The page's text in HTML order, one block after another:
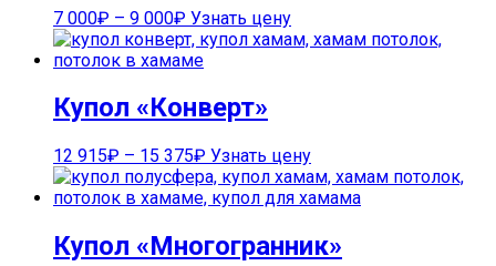
7 000₽ – 9 000₽ Узнать цену
Купол «Конверт»
12 915₽ – 15 375₽ Узнать цену
Купол «Многогранник»